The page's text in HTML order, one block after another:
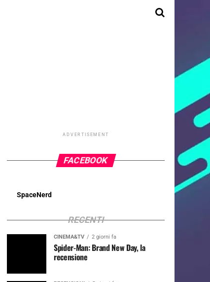
ADVERTISEMENT
FACEBOOK
SpaceNerd
RECENTI
CINEMA&TV 2 giorni fa
Spider-Man: Brand New Day, la
recensione